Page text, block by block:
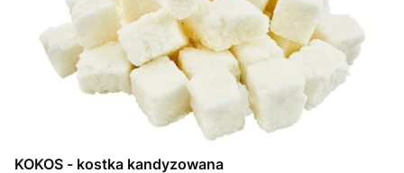
KOKOS - kostka kandyzowana